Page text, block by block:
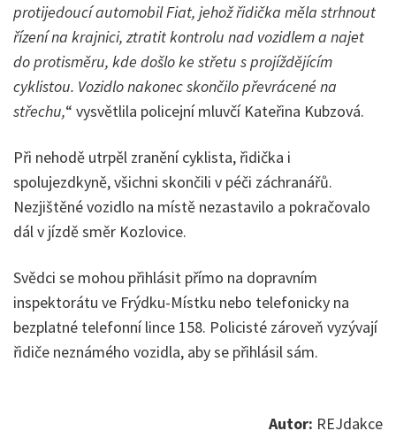
protijedoucí automobil Fiat, jehož řidička měla strhnout
řízení na krajnici, ztratit kontrolu nad vozidlem a najet
do protisměru, kde došlo ke střetu s projíždějícím
cyklistou. Vozidlo nakonec skončilo převrácené na
střechu,“ vysvětlila policejní mluvčí Kateřina Kubzová.
Při nehodě utrpěl zranění cyklista, řidička i
spolujezdkyně, všichni skončili v péči záchranářů.
Nezjištěné vozidlo na místě nezastavilo a pokračovalo
dál v jízdě směr Kozlovice.
Svědci se mohou přihlásit přímo na dopravním
inspektorátu ve Frýdku-Místku nebo telefonicky na
bezplatné telefonní lince 158. Policisté zároveň vyzývají
řidiče neznámého vozidla, aby se přihlásil sám.
Autor: REJdakce